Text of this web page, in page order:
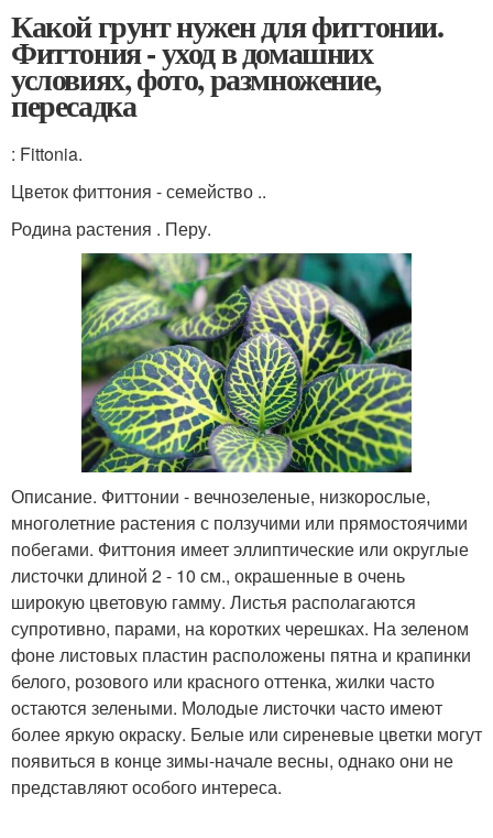
Какой грунт нужен для фиттонии.
Фиттония - уход в домашних
условиях, фото, размножение,
пересадка
: Fittonia.
Цветок фиттония - семейство ..
Родина растения . Перу.
Описание. Фиттонии - вечнозеленые, низкорослые,
многолетние растения с ползучими или прямостоячими
побегами. Фиттония имеет эллиптические или округлые
листочки длиной 2 - 10 см., окрашенные в очень
широкую цветовую гамму. Листья располагаются
супротивно, парами, на коротких черешках. На зеленом
фоне листовых пластин расположены пятна и крапинки
белого, розового или красного оттенка, жилки часто
остаются зелеными. Молодые листочки часто имеют
более яркую окраску. Белые или сиреневые цветки могут
появиться в конце зимы-начале весны, однако они не
представляют особого интереса.